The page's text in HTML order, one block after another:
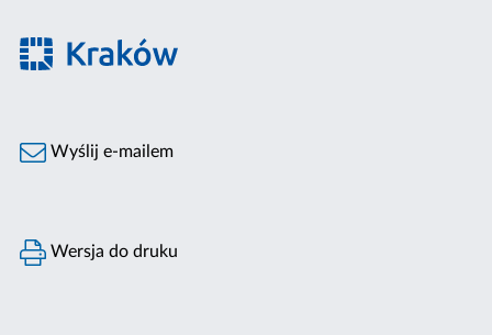
Wyślij e-mailem
Wersja do druku